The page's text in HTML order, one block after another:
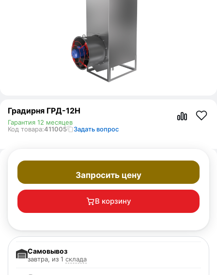
Градирня ГРД-12H
Код товара:411005 Задать вопрос
Гарантия 12 месяцев
Запросить цену
В корзину
Самовывоз
завтра, из 1 склада